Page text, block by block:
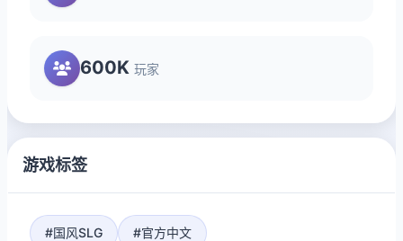
600K 玩家
游戏标签
#国风SLG #官方中文